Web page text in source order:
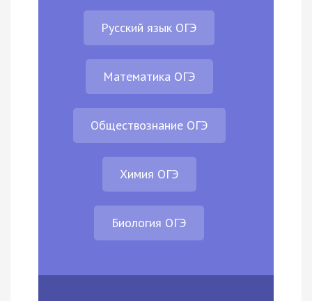
Русский язык ОГЭ
Математика ОГЭ
Обществознание ОГЭ
Химия ОГЭ
Биология ОГЭ